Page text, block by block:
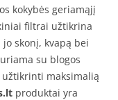
kokybės geriamąjį
filtrai užtikrina
skonį, kvapą bei
su blogos
užtikrinti maksimalią
produktai yra